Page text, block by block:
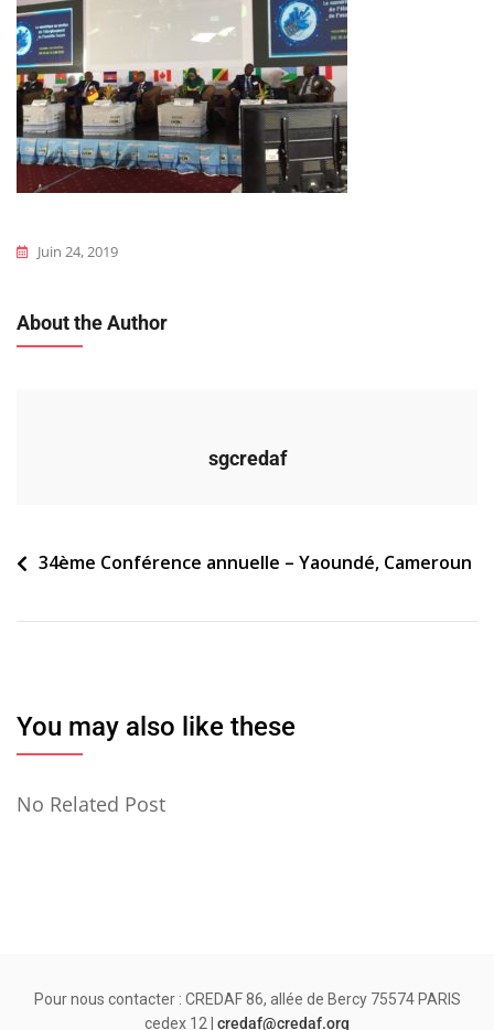
Juin 24, 2019
About the Author
sgcredaf
Navigation
l’article
34ème Conférence annuelle – Yaoundé, Cameroun
You may also like these
No Related Post
Pour nous contacter : CREDAF 86, allée de Bercy 75574 PARIS
cedex 12 | credaf@credaf.org